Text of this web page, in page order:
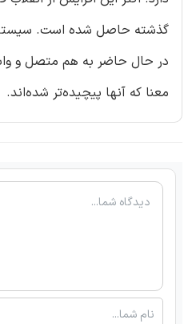
گذشته حاصل شده است.
در حال حاضر به هم متصل و
معنا که آنها پیچیده‌تر شده‌اند.